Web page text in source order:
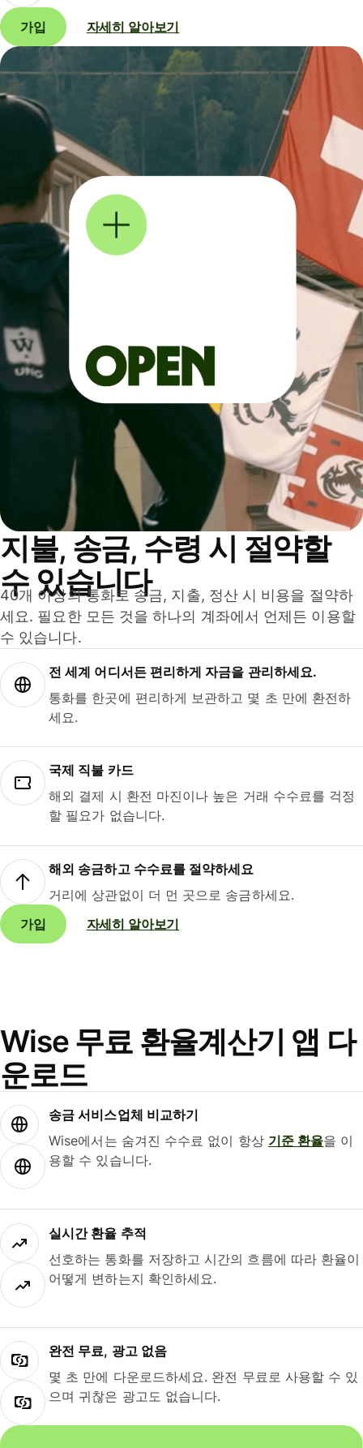
가입 자세히 알아보기
지불, 송금, 수령 시 절약할
수 있습니다
40개 이상의 통화로 송금, 지출, 정산 시 비용을 절약하
세요. 필요한 모든 것을 하나의 계좌에서 언제든 이용할
수 있습니다.
전 세계 어디서든 편리하게 자금을 관리하세요.
통화를 한곳에 편리하게 보관하고 몇 초 만에 환전하
세요.
국제 직불 카드
해외 결제 시 환전 마진이나 높은 거래 수수료를 걱정
할 필요가 없습니다.
해외 송금하고 수수료를 절약하세요
거리에 상관없이 더 먼 곳으로 송금하세요.
가입
자세히 알아보기
Wise 무료 환율계산기 앱 다
운로드
송금 서비스업체 비교하기
Wise에서는 숨겨진 수수료 없이 항상 기준 환율을 이
용할 수 있습니다.
실시간 환율 추적
선호하는 통화를 저장하고 시간의 흐름에 따라 환율이
어떻게 변하는지 확인하세요.
완전 무료, 광고 없음
몇 초 만에 다운로드하세요. 완전 무료로 사용할 수 있
으며 귀찮은 광고도 없습니다.